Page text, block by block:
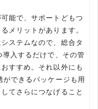
能で、サポートどもつ
メリットがあります。
ステムなので、総合タ
入するだけで、その管
すすめ。それ以外にも
できるパッケージも用
てさらにつなげること